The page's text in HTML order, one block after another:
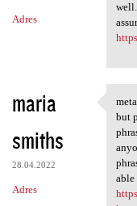
Adres
maria
smiths
28.04.2022
Adres
but
able